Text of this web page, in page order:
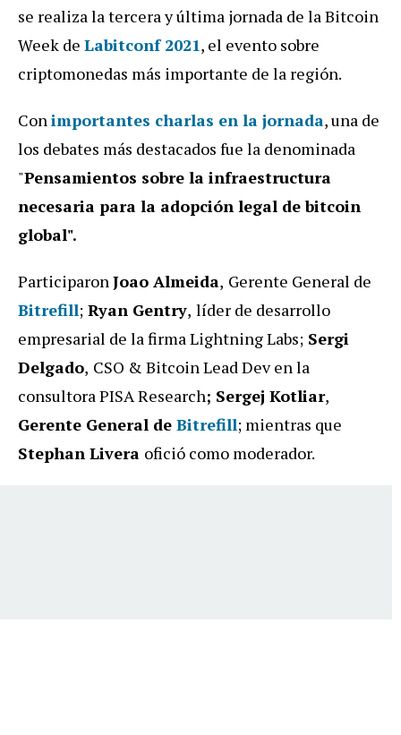
se realiza la tercera y última jornada de la Bitcoin
Week de Labitconf 2021, el evento sobre
criptomonedas más importante de la región.
Conimportantes charlas en la jornada, una de
los debates más destacados fue la denominada
"Pensamientos sobre la infraestructura
necesaria para la adopción legal de bitcoin
global".
ParticiparonJoao Almeida, Gerente General de
Bitrefill; Ryan Gentry, líder de desarrollo
empresarial de la firma Lightning Labs; Sergi
Delgado, CSO & Bitcoin Lead Dev en la
consultora PISA Research; Sergej Kotliar,
Gerente General de Bitrefill; mientras que
Stephan Livera ofició como moderador.